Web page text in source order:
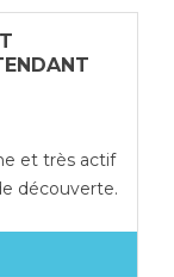
et très actif
découverte.